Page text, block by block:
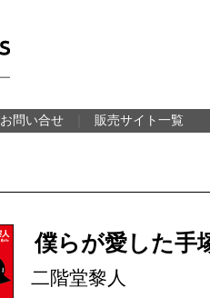
お問い合せ 販売サイト一覧
僕らが愛した手
二階堂黎人